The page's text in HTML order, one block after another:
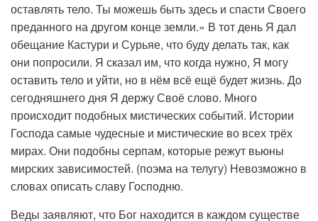
оставлять тело. Ты можешь быть здесь и спасти Своего
преданного на другом конце земли.» В тот день Я дал
обещание Кастури и Сурьяе, что буду делать так, как
они попросили. Я сказал им, что когда нужно, Я могу
оставить тело и уйти, но в нём всё ещё будет жизнь. До
сегодняшнего дня Я держу Своё слово. Много
происходит подобных мистических событий. Истории
Господа самые чудесные и мистические во всех трёх
мирах. Они подобны серпам, которые режут вьюны
мирских зависимостей. (поэма на телугу) Невозможно в
словах описать славу Господню.
Веды заявляют, что Бог находится в каждом существе